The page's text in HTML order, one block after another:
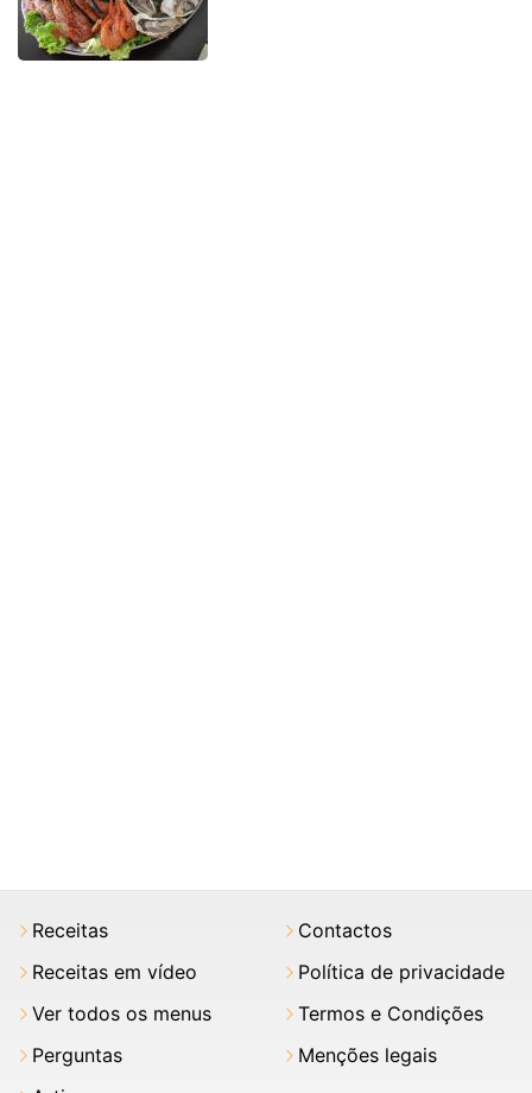
Receitas
Receitas em vídeo
Ver todos os menus
Perguntas
Contactos
Política de privacidade
Termos e Condições
Menções legais